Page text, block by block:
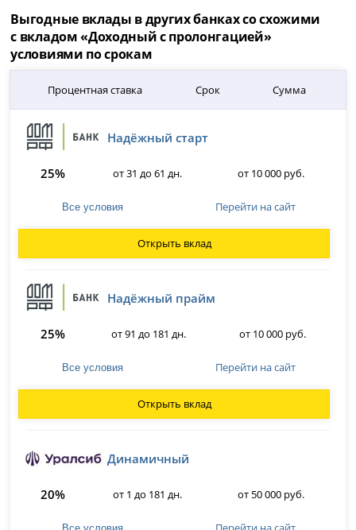
Выгодные вклады в других банках со схожими
с вкладом «Доходный с пролонгацией»
условиями по срокам
Процентная ставка Срок Сумма
Надёжный старт
25% от 31 до 61 дн. от 10 000 руб.
Все условия Перейти на сайт
Открыть вклад
Надёжный прайм
25% от 91 до 181 дн. от 10 000 руб.
Все условия Перейти на сайт
Открыть вклад
Динамичный
20% от 1 до 181 дн. от 50 000 руб.